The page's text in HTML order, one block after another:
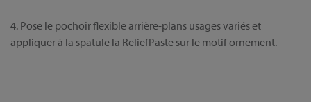
4. Pose le pochoir flexible arrière-plans usages variés et
appliquer à la spatule la ReliefPaste sur le motif ornement.